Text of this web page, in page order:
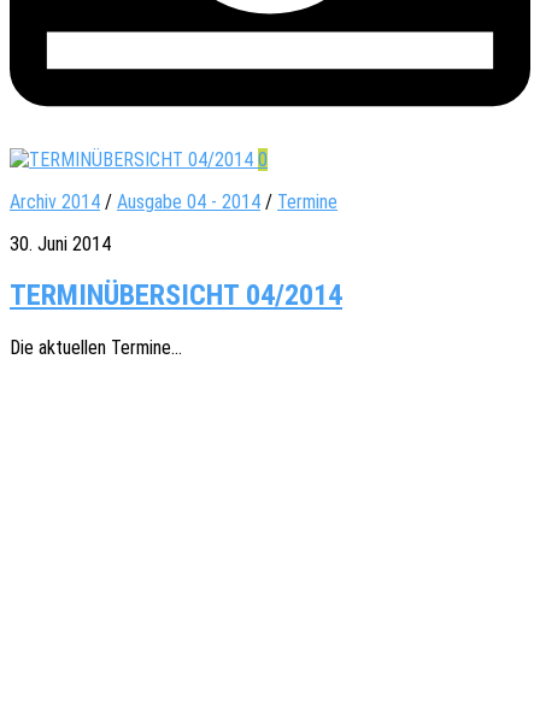
0
Archiv 2014 / Ausgabe 04 - 2014 / Termine
30. Juni 2014
TERMINÜBERSICHT 04/2014
Die aktu­el­len Termine…